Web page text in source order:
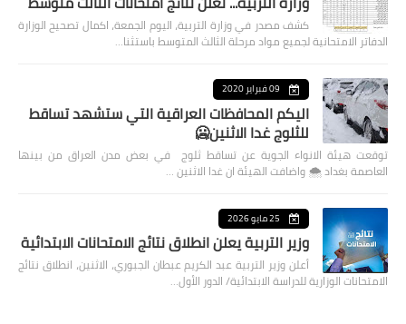
كشف مصدر في وزارة التربية، اليوم الجمعة، اكمال تصحيح الوزارة
الدفاتر الامتحانية لجميع مواد مرحلة الثالث المتوسط باستثنا…
09 فبراير 2020
اليكم المحافظات العراقية التي ستشهد تساقط
للثلوج غدا الاثنين🥶
توقعت هيئة الانواء الجوية عن تساقط ثلوج في بعض مدن العراق من بينها
العاصمة بغداد ⁦🌨️⁩ واضافت الهيئة ان غدا الاثنين …
25 مايو 2026
وزير التربية يعلن انطلاق نتائج الامتحانات الابتدائية
أعلن وزير التربية عبد الكريم عبطان الجبوري، الاثنين، انطلاق نتائج
الامتحانات الوزارية للدراسة الابتدائية/ الدور الأول…